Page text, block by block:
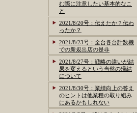
む際に注意したい基本的なこ
と
2021/8/20号：伝えたか？伝わ
ったか？
2021/8/23号：全台各台計数機
での新規出店の是非
2021/8/27号：戦略の違いが結
果を変えるという当然の帰結
について
2021/8/30号：業績向上の答え
のヒントは他業種の取り組み
にあるかもしれない